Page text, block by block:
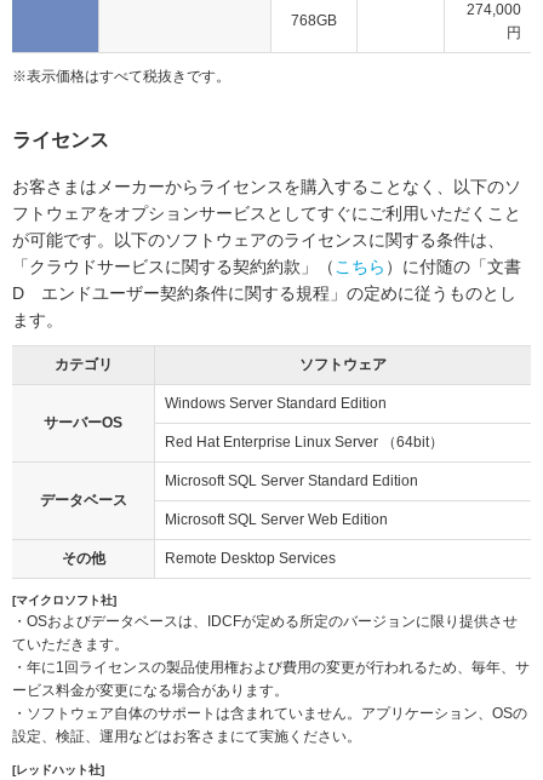
768GB
274,000
円
※表示価格はすべて税抜きです。
ライセンス
お客さまはメーカーからライセンスを購入することなく、以下のソ
フトウェアをオプションサービスとしてすぐにご利用いただくこと
が可能です。以下のソフトウェアのライセンスに関する条件は、
「クラウドサービスに関する契約約款」（ こちら ）に付随の「文書
D エンドユーザー契約条件に関する規程」の定めに従うものとし
ます。
カテゴリ ソフトウェア
サーバーOS
Windows Server Standard Edition
Red Hat Enterprise Linux Server （64bit）
データベース
Microsoft SQL Server Standard Edition
Microsoft SQL Server Web Edition
その他 Remote Desktop Services
[マイクロソフト社]
・OSおよびデータベースは、IDCFが定める所定のバージョンに限り提供させ
ていただきます。
・年に1回ライセンスの製品使用権および費用の変更が行われるため、毎年、サ
ービス料金が変更になる場合があります。
・ソフトウェア自体のサポートは含まれていません。アプリケーション、OSの
設定、検証、運用などはお客さまにて実施ください。
[レッドハット社]